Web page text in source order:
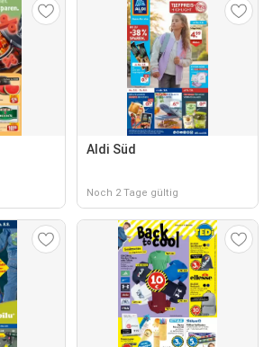
Aldi Süd
Noch 2 Tage gültig